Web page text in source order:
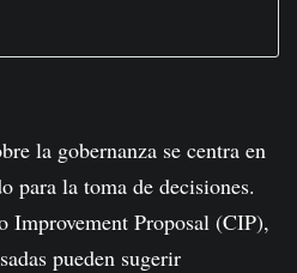
la gobernanza se centra en
para la toma de decisiones.
Improvement Proposal (CIP),
pueden sugerir